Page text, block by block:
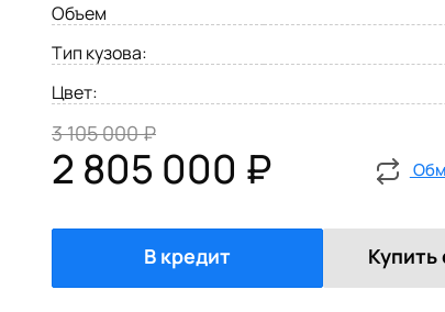
Объем
Тип кузова:
Цвет:
3 105 000 ₽
2 805 000 ₽
В кредит Купить